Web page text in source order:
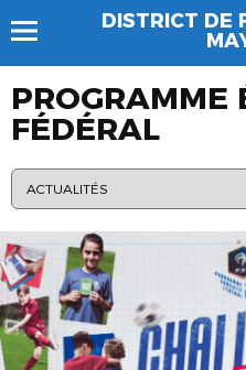
DISTRICT DE
PROGRAMME
FÉDÉRAL